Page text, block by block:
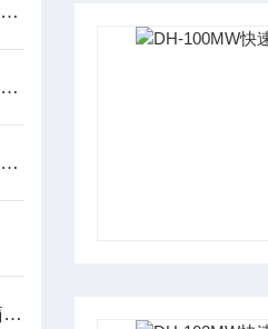
分析恒温恒湿试验箱内部温度及湿度如何控制
控制温度和湿度是恒温恒湿箱升温关键环节
高温炉和马弗炉的尺寸越来越大
DAOHAN电热鼓风干燥箱常见故障及解决方法